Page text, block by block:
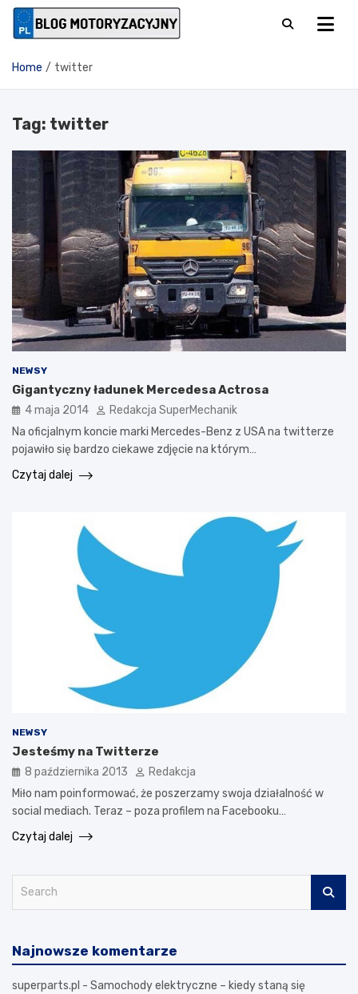
Skip
content
Blog motoryzacyjny
Home twitter
Tag: twitter
NEWSY
Gigantyczny ładunek Mercedesa Actrosa
4 maja 2014
Redakcja SuperMechanik
Na oficjalnym koncie marki Mercedes-Benz z USA na twitterze
pojawiło się bardzo ciekawe zdjęcie na którym…
Czytaj dalej
NEWSY
Jesteśmy na Twitterze
8 października 2013
Redakcja
Miło nam poinformować, że poszerzamy swoja działalność w
social mediach. Teraz – poza profilem na Facebooku…
Czytaj dalej
c
Najnowsze komentarze
superparts.pl - Samochody elektryczne – kiedy staną się